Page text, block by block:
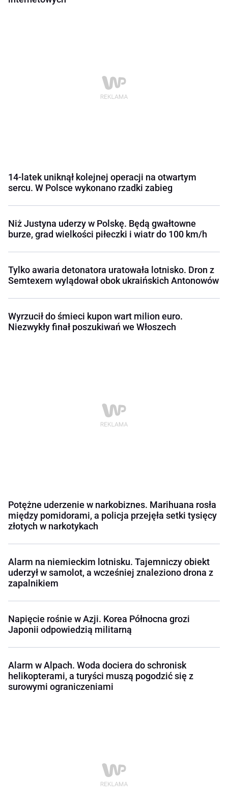
14-latek uniknął kolejnej operacji na otwartym
sercu. W Polsce wykonano rzadki zabieg
Niż Justyna uderzy w Polskę. Będą gwałtowne
burze, grad wielkości piłeczki i wiatr do 100 km/h
Tylko awaria detonatora uratowała lotnisko. Dron z
Semtexem wylądował obok ukraińskich Antonowów
Wyrzucił do śmieci kupon wart milion euro.
Niezwykły finał poszukiwań we Włoszech
Potężne uderzenie w narkobiznes. Marihuana rosła
między pomidorami, a policja przejęła setki tysięcy
złotych w narkotykach
Alarm na niemieckim lotnisku. Tajemniczy obiekt
uderzył w samolot, a wcześniej znaleziono drona z
zapalnikiem
Napięcie rośnie w Azji. Korea Północna grozi
Japonii odpowiedzią militarną
Alarm w Alpach. Woda dociera do schronisk
helikopterami, a turyści muszą pogodzić się z
surowymi ograniczeniami